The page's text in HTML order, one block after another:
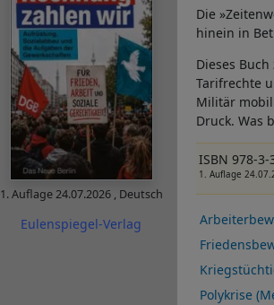
1. Auflage24.07.2026 , Deutsch
Eulenspiegel-Verlag
Die
hinein in
Dieses
Tarifrechte
Militär
Druck. Was
ISBN 978-3-
1. Auflage
Polykrise